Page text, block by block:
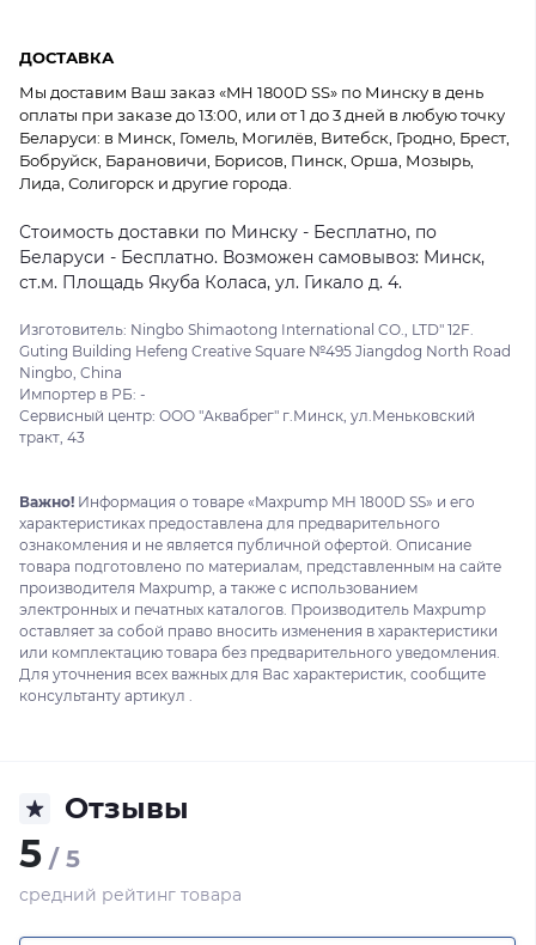
ДОСТАВКА
Мы доставим Ваш заказ «MH 1800D SS» по Минску в день
оплаты при заказе до 13:00, или от 1 до 3 дней в любую точку
Беларуси: в Минск, Гомель, Могилёв, Витебск, Гродно, Брест,
Бобруйск, Барановичи, Борисов, Пинск, Орша, Мозырь,
Лида, Солигорск и другие города.
Стоимость доставки по Минску - Бесплатно, по
Беларуси - Бесплатно. Возможен самовывоз: Минск,
ст.м. Площадь Якуба Коласа, ул. Гикало д. 4.
Изготовитель: Ningbo Shimaotong International CO., LTD" 12F.
Guting Building Hefeng Creative Square №495 Jiangdog North Road
Ningbo, China
Импортер в РБ: -
Сервисный центр: ООО "Аквабрег" г.Минск, ул.Меньковский
тракт, 43
Важно! Информация о товаре «Maxpump MH 1800D SS» и его
характеристиках предоставлена для предварительного
ознакомления и не является публичной офертой. Описание
товара подготовлено по материалам, представленным на сайте
производителя Maxpump, а также с использованием
электронных и печатных каталогов. Производитель Maxpump
оставляет за собой право вносить изменения в характеристики
или комплектацию товара без предварительного уведомления.
Для уточнения всех важных для Вас характеристик, сообщите
консультанту артикул .
Отзывы
5 / 5
средний рейтинг товара